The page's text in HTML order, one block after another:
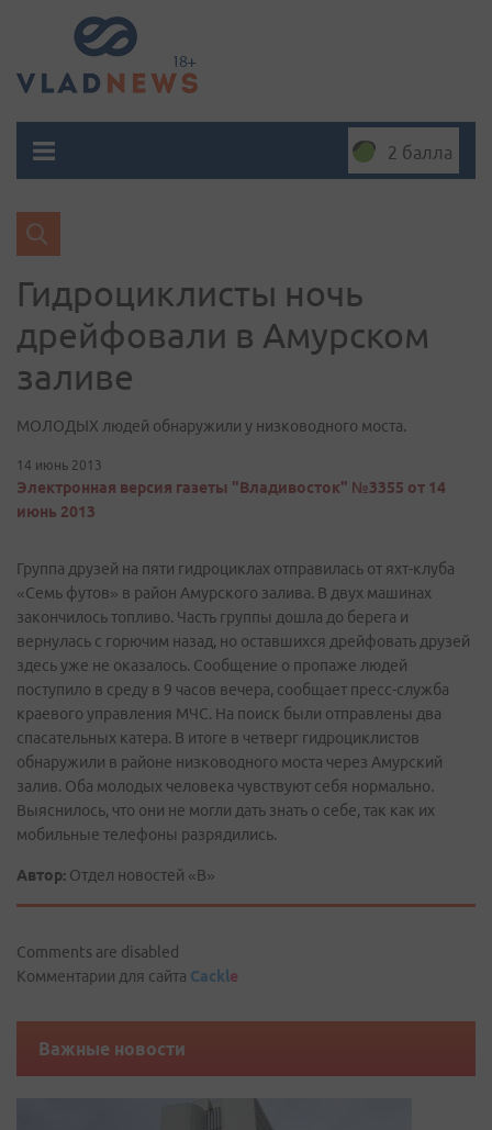
2 балла
Гидроциклисты ночь
дрейфовали в Амурском
заливе
МОЛОДЫХ людей обнаружили у низководного моста.
14 июнь 2013
Электронная версия газеты "Владивосток" №3355 от 14
июнь 2013
Группа друзей на пяти гидроциклах отправилась от яхт-клуба
«Семь футов» в район Амурского залива. В двух машинах
закончилось топливо. Часть группы дошла до берега и
вернулась с горючим назад, но оставшихся дрейфовать друзей
здесь уже не оказалось. Сообщение о пропаже людей
поступило в среду в 9 часов вечера, сообщает пресс-­служба
краевого управления МЧС. На поиск были отправлены два
спасательных катера. В итоге в четверг гидроциклистов
обнаружили в районе низководного моста через Амурский
залив. Оба молодых человека чувствуют себя нормально.
Выяснилось, что они не могли дать знать о себе, так как их
мобильные телефоны разрядились.
Автор: Отдел новостей «В»
Comments are disabled
Комментарии для сайта Cackle
Важные новости